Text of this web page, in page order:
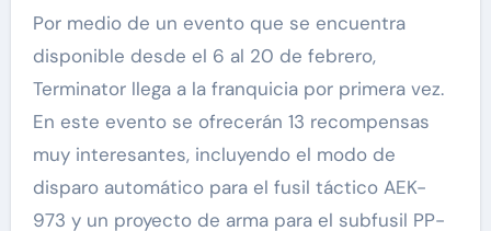
Por medio de un evento que se encuentra
disponible desde el 6 al 20 de febrero,
Terminator llega a la franquicia por primera vez.
En este evento se ofrecerán 13 recompensas
muy interesantes, incluyendo el modo de
disparo automático para el fusil táctico AEK-
973 y un proyecto de arma para el subfusil PP-